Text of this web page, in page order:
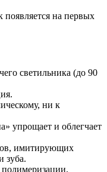
появляется на первых
светильника (до 90
ни к
упрощает и облегчает
имитирующих
зуба.
полимеризации.